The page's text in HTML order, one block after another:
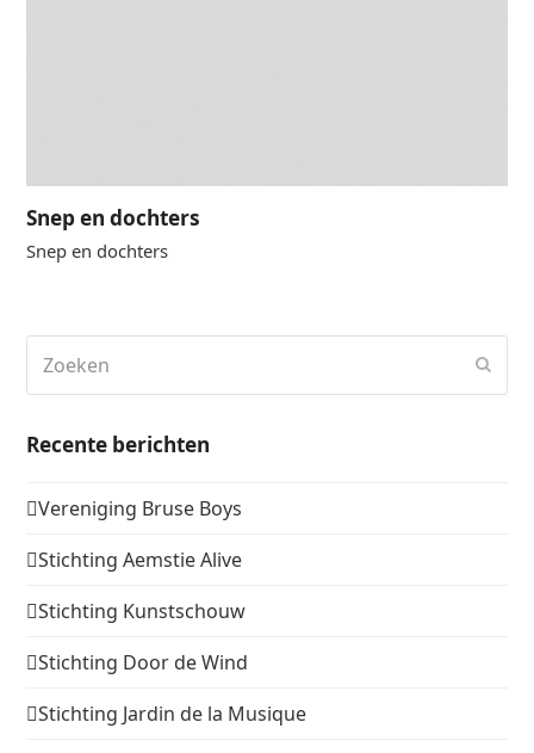
Snep en dochters
Snep en dochters
Recente berichten
Vereniging Bruse Boys
Stichting Aemstie Alive
Stichting Kunstschouw
Stichting Door de Wind
Stichting Jardin de la Musique